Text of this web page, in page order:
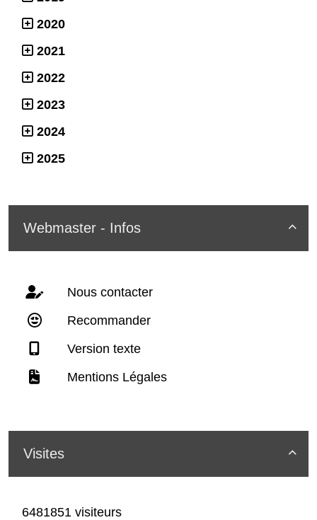
2020
2021
2022
2023
2024
2025

Webmaster - Infos
Nous contacter
Recommander
Version texte
Mentions Légales

Visites
6481851 visiteurs